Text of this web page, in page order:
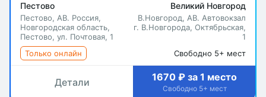
Пестово
Пестово, АВ. Россия,
Новгородская область,
Пестово, ул. Почтовая, 1
Великий Новгород
В.Новгород, АВ. Автовокзал
г. В.Новгорода, Октябрьская,
1
Только онлайн
Свободно 5+ мест
Детали 1670 ₽ за 1 место
Свободно 5+ мест